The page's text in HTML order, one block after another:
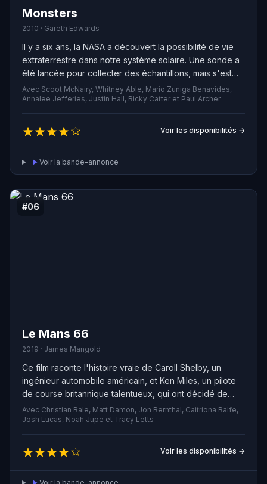
Monsters
2010 · Gareth Edwards
Il y a six ans, la NASA a découvert la possibilité de vie
extraterrestre dans notre système solaire. Une sonde a
été lancée pour collecter des échantillons, mais s'est
écrasée lors de sa rentrée dans l'atmosphère au-
dessus de l'Amérique centrale. Peu de temps après, de
nouvelles formes de vie ont commencé à apparaître et
la moitié du Mexique a été mise en quarantaine en tant
que zone infectée. Aujourd'hui, les armées américaine
et mexicaine luttent toujours pour contenir "les
créatures", tandis qu'un journaliste accepte d'escorter
un touriste ébranlé à travers la zone infectée du
Mexique jusqu'à la sécurité de la frontière américaine.
Avec Scoot McNairy, Whitney Able, Mario Zuniga Benavides,
Annalee Jefferies, Justin Hall, Ricky Catter et Paul Archer
Voir les disponibilités →
Voir la bande-annonce
#06
Le Mans 66
2019 · James Mangold
Ce film raconte l'histoire vraie de Caroll Shelby, un
ingénieur automobile américain, et Ken Miles, un pilote
de course britannique talentueux, qui ont décidé de
travailler ensemble pour construire une voiture de
course révolutionnaire pour Ford Motor Company.
Malgré les défis et les obstacles, ils ont travaillé sans
relâche pour créer un bolide capable de vaincre la
célèbre écurie d'Enzo Ferrari lors des 24 heures du
Mans en 1966. Leur détermination et leur passion les ont
Avec Christian Bale, Matt Damon, Jon Bernthal, Caitríona Balfe,
Josh Lucas, Noah Jupe et Tracy Letts
Voir les disponibilités →